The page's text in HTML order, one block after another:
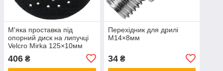
М'яка проставка під
опорний диск на липучці
Velcro Mirka 125×10мм
406 ₴
Перехідник для дрилі
M14×8мм
34₴